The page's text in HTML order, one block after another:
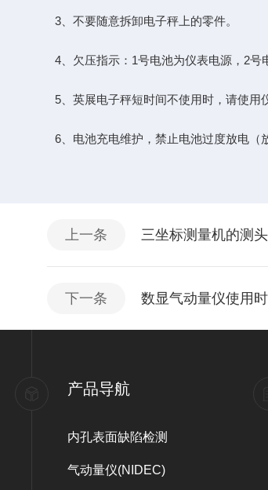
3、不要随意拆卸电子秤上的零件。
4、欠压指示：1号电池为仪表电源，2号
5、英展电子秤短时间不使用时，请使用仪
6、电池充电维护，禁止电池过度放电（放
上一条 三坐标测量机的测
下一条 数显气动量仪使用
产品导航
内孔表面缺陷检测
气动量仪(NIDEC)